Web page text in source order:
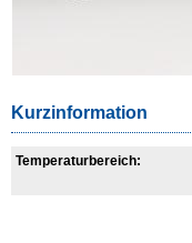
Kurzinformation
Temperaturbereich: